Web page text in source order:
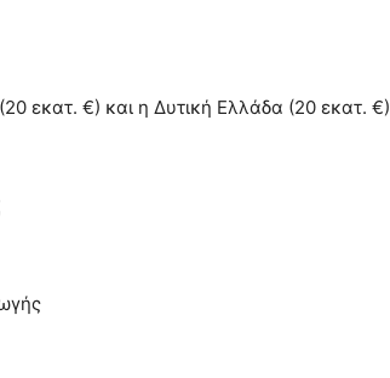
εκατ. €) και η Δυτική Ελλάδα (20 εκατ. €)